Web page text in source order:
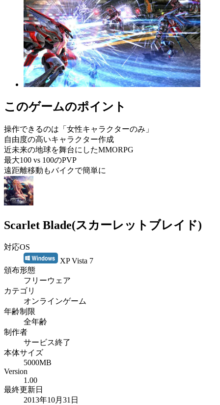
このゲームのポイント
操作できるのは「女性キャラクターのみ」
自由度の高いキャラクター作成
近未来の地球を舞台にしたMMORPG
最大100 vs 100のPVP
遠距離移動もバイクで簡単に
Scarlet Blade(スカーレットブレイド)
対応OS
XP Vista 7
頒布形態
フリーウェア
カテゴリ
オンラインゲーム
年齢制限
全年齢
制作者
サービス終了
本体サイズ
5000MB
Version
1.00
最終更新日
2013年10月31日